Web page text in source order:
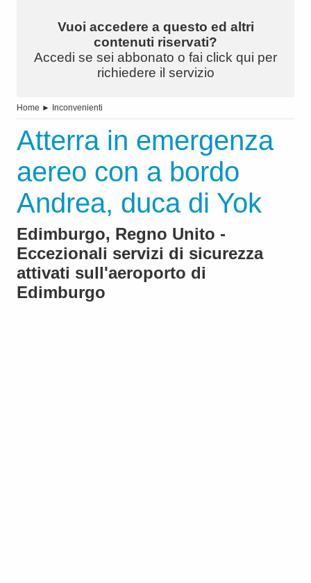
Vuoi accedere a questo ed altri
contenuti riservati?
Accedi se sei abbonato o fai click qui per
richiedere il servizio
Home ► Inconvenienti
Atterra in emergenza
aereo con a bordo
Andrea, duca di Yok
Edimburgo, Regno Unito -
Eccezionali servizi di sicurezza
attivati sull'aeroporto di
Edimburgo